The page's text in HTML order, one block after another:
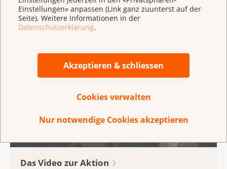
Einstellungen» anpassen (Link ganz zuunterst auf der
Seite). Weitere Informationen in der
Datenschutzerklärung.
Akzeptieren & schliessen
Cookies verwalten
Nur notwendige Cookies akzeptieren
Das Video zur Aktion